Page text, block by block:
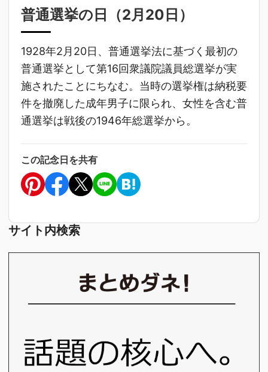
普通選挙の日（2月20日 ）
1928年2月20日、普通選挙法に基づく最初の
普通選挙として第16回衆議院議員総選挙が実
施されたことにちなむ。当時の選挙権は納税要
件を撤廃した成年男子に限られ、女性を含む普
通選挙は戦後の1946年総選挙から。
この記念日を共有
サイト内検索